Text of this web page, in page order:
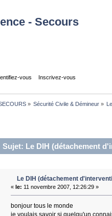
vous Inscrivez-vous
» Sécurité Civile & Démineur »
Sujet: Le DIH (détachement
Le DIH (détachement
« le: 11 novembre 2007, 12:26:29 »
bonjour tous le monde
je voulais savoir si quelqu'un